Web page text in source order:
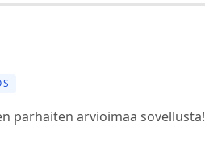
parhaiten arvioimaa sovellusta!